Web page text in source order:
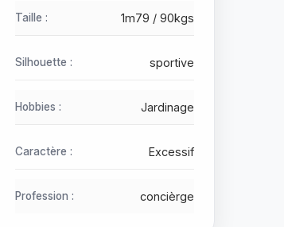
Taille : 1m79 / 90kgs
Silhouette : sportive
Hobbies : Jardinage
Caractère : Excessif
Profession : concièrge